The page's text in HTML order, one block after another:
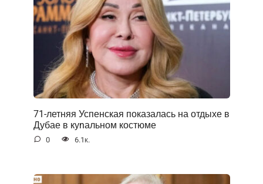
71-летняя Успенская показалась на отдыхе в
Дубае в куnальном костюме
0 6.1к.